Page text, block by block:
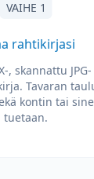
VAIHE 1
rahtikirjasi
, skannattu
Tavaran
kontin tai
tuetaan.